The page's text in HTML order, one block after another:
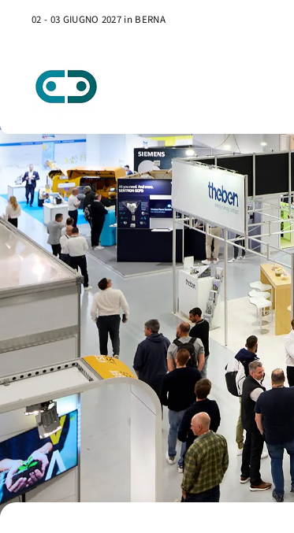
02 - 03 GIUGNO 2027 in BERNA